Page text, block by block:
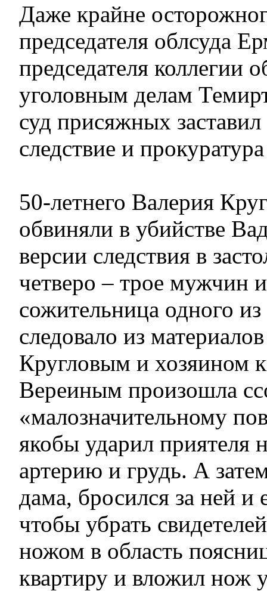
Даже крайне
председателя облсуда
председателя коллегии
уголовным делам
суд присяжных заставил
следствие и
50-летнего Валерия
обвиняли в убийстве
версии следствия в
четверо – трое мужчин
сожительница одного
следовало из
Кругловым и хозяином
Вереиным произошла
«малозначительному
якобы ударил
артерию и грудь. А
дама, бросился за ней и
чтобы убрать
ножом в область
квартиру и вложил нож